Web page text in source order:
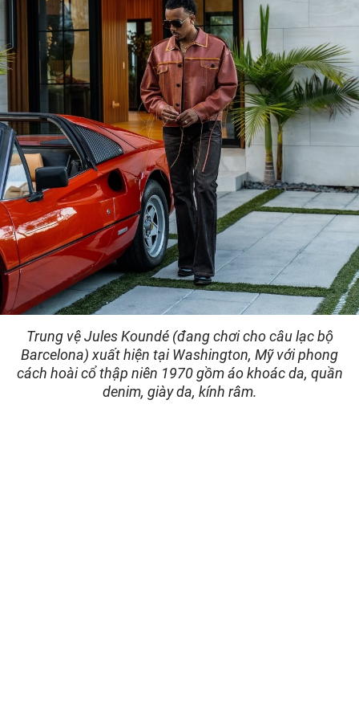
Trung vệ Jules Koundé (đang chơi cho câu lạc bộ
Barcelona) xuất hiện tại Washington, Mỹ với phong
cách hoài cổ thập niên 1970 gồm áo khoác da, quần
denim, giày da, kính râm.